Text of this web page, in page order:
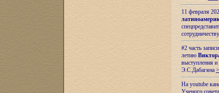
11 февраля
#2 часть
летию
выступления
Э.С.Дабагяна
На youtube
Ученого